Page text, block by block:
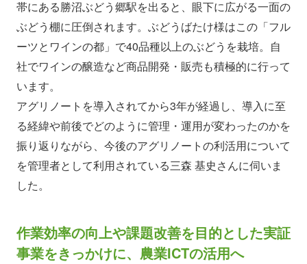
帯にある勝沼ぶどう郷駅を出ると、眼下に広がる一面の
ぶどう棚に圧倒されます。ぶどうばたけ様はこの「フル
ーツとワインの都」で40品種以上のぶどうを栽培。自
社でワインの醸造など商品開発・販売も積極的に行って
います。
アグリノートを導入されてから3年が経過し、導入に至
る経緯や前後でどのように管理・運用が変わったのかを
振り返りながら、今後のアグリノートの利活用について
を管理者として利用されている三森 基史さんに伺いま
した。
作業効率の向上や課題改善を目的とした実証
事業をきっかけに、農業ICTの活用へ